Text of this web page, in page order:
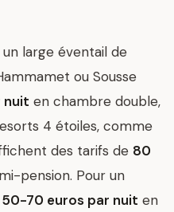
large éventail de
ou Sousse
nuit en chambre double,
4 étoiles, comme
des tarifs de 80
pension. Pour un
50-70 euros par nuit en